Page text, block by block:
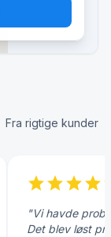
Fra rigtige kunder
starstarstarstar
"Vi havde
Det blev løst